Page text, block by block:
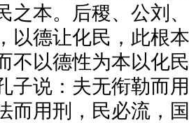
之本。后稷、公刘
以德让化民，此根
不以德性为本以化
子说：夫无衔勒而
而用刑，民必流，